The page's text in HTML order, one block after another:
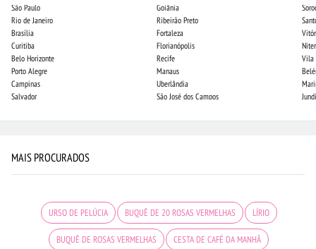
São Paulo
Rio de Janeiro
Brasília
Curitiba
Belo Horizonte
Porto Alegre
Campinas
Salvador
Goiânia
Ribeirão Preto
Fortaleza
Florianópolis
Recife
Manaus
Uberlândia
São José dos Campos
Vila
MAIS PROCURADOS
URSO DE PELÚCIA BUQUÊ DE 20 ROSAS VERMELHAS LÍRIO
BUQUÊ DE ROSAS VERMELHAS CESTA DE CAFÉ DA MANHÃ